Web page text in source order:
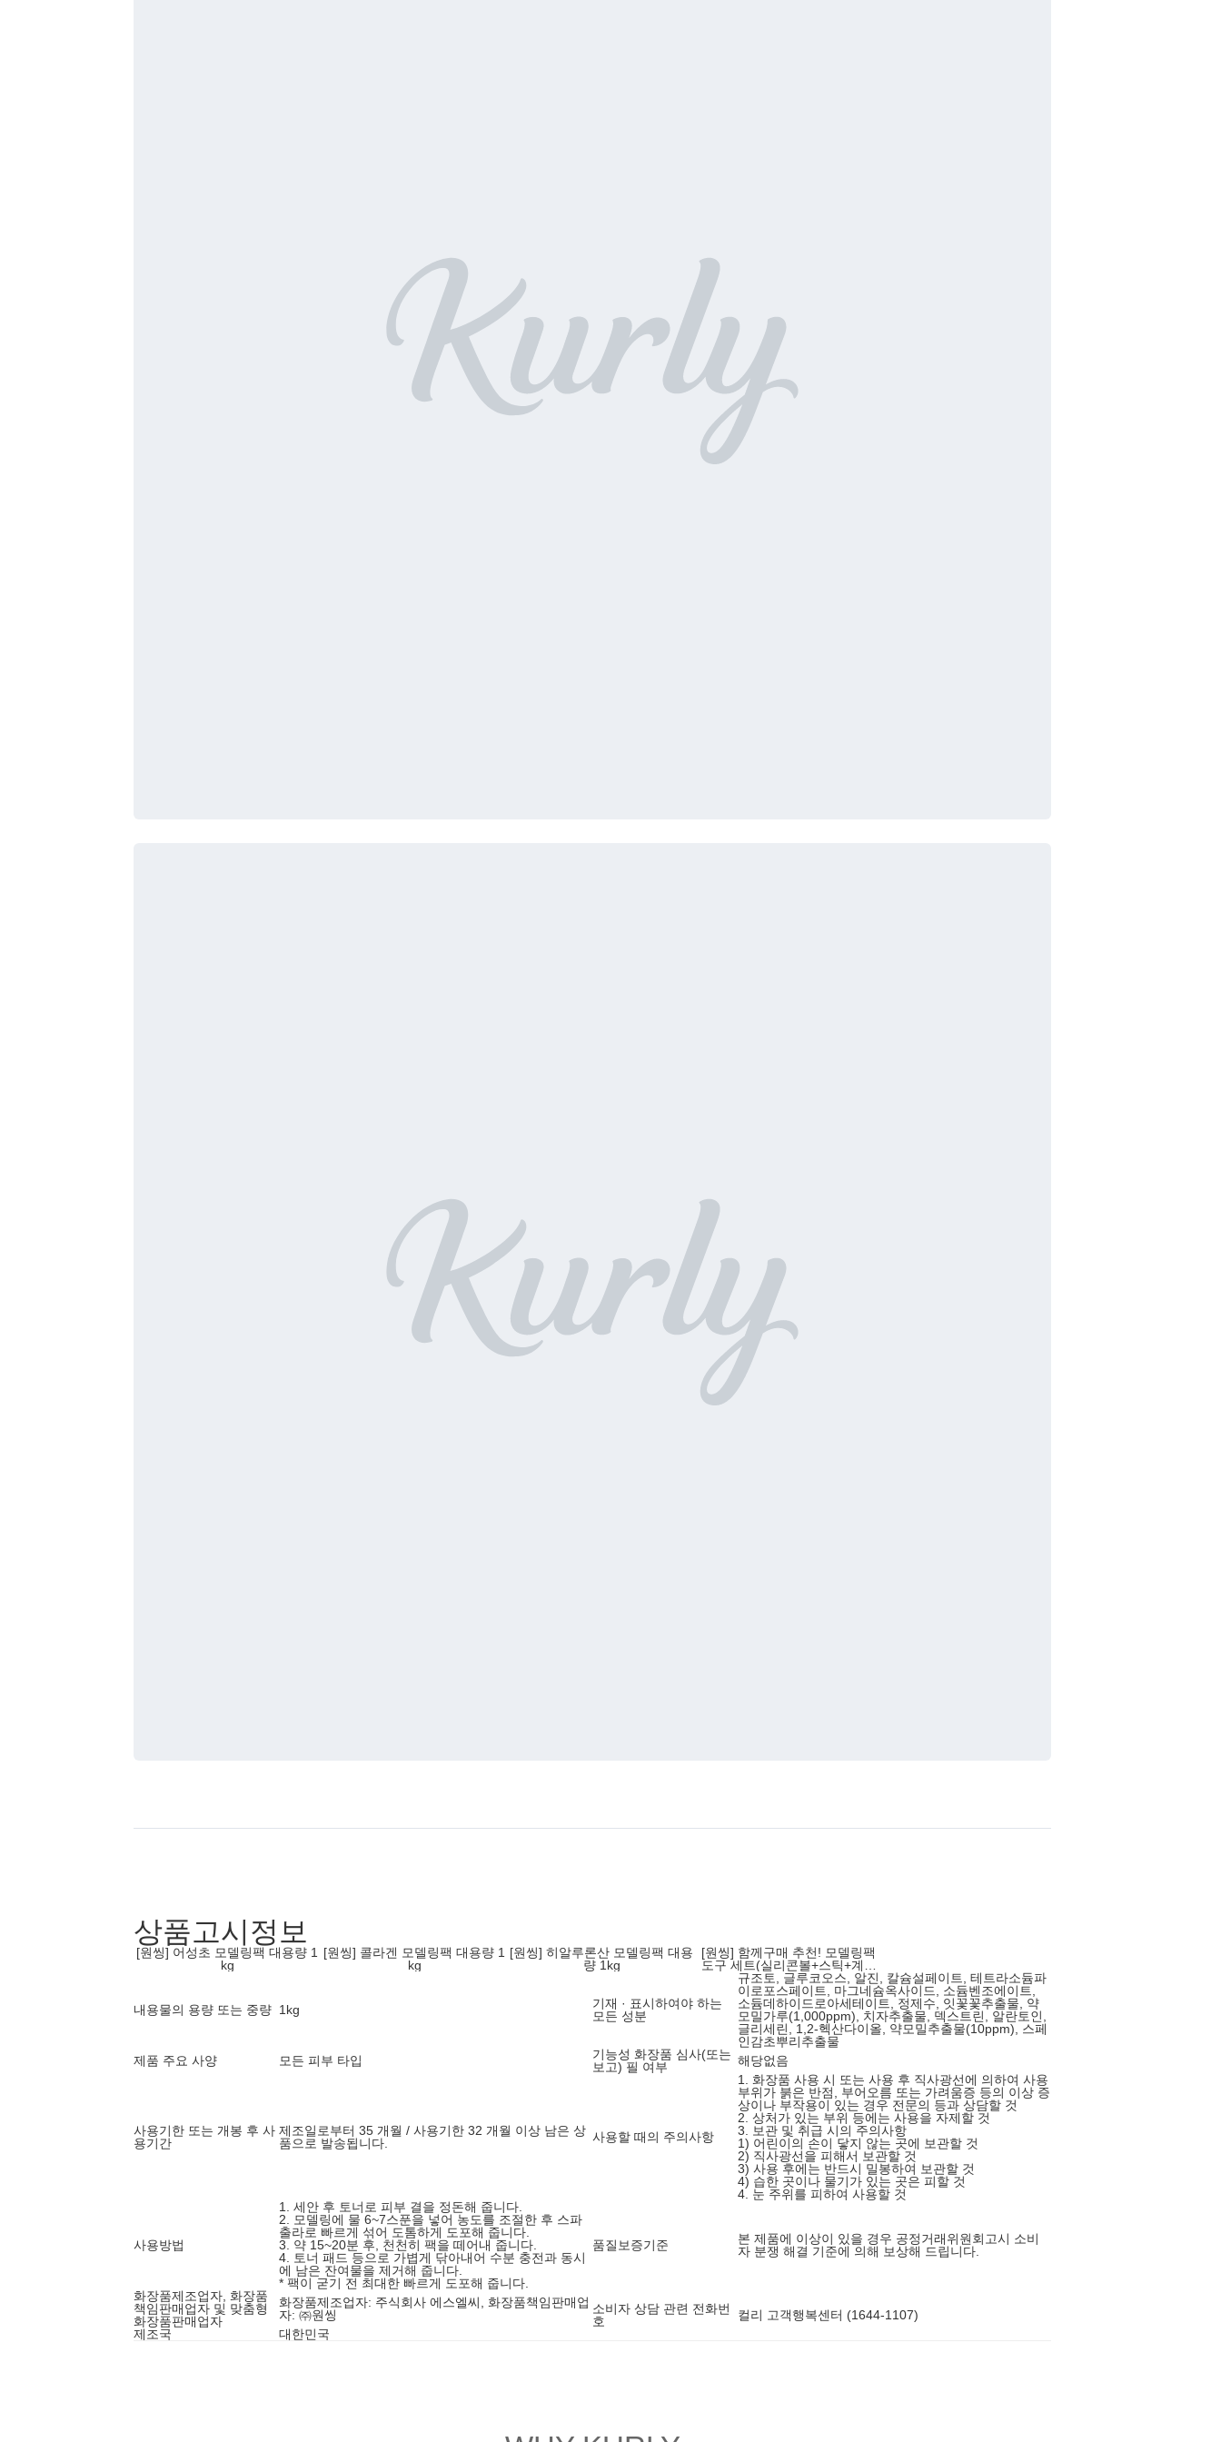
상품고시정보
[원씽] 어성초 모델링팩 대용량 1
kg
[원씽] 콜라겐 모델링팩 대용량 1
kg
[원씽] 히알루론산 모델링팩 대용
량 1kg
[원씽] 함께구매 추천! 모델링팩
도구 세트(실리콘볼+스틱+계량
컵)
내용물의 용량 또는 중량 1kg
기재 · 표시하여야 하는
모든 성분
규조토, 글루코오스, 알진, 칼슘설페이트, 테트라소듐파
이로포스페이트, 마그네슘옥사이드, 소듐벤조에이트,
소듐데하이드로아세테이트, 정제수, 잇꽃꽃추출물, 약
모밀가루(1,000ppm), 치자추출물, 덱스트린, 알란토인,
글리세린, 1,2-헥산다이올, 약모밀추출물(10ppm), 스페
인감초뿌리추출물
제품 주요 사양
모든 피부 타입
기능성 화장품 심사(또는
보고) 필 여부
해당없음
사용기한 또는 개봉 후 사
용기간
제조일로부터 35 개월 / 사용기한 32 개월 이상 남은 상
품으로 발송됩니다.
사용할 때의 주의사항
1. 화장품 사용 시 또는 사용 후 직사광선에 의하여 사용
부위가 붉은 반점, 부어오름 또는 가려움증 등의 이상 증
상이나 부작용이 있는 경우 전문의 등과 상담할 것
2. 상처가 있는 부위 등에는 사용을 자제할 것
3. 보관 및 취급 시의 주의사항
1) 어린이의 손이 닿지 않는 곳에 보관할 것
2) 직사광선을 피해서 보관할 것
3) 사용 후에는 반드시 밀봉하여 보관할 것
4) 습한 곳이나 물기가 있는 곳은 피할 것
4. 눈 주위를 피하여 사용할 것
사용방법
1. 세안 후 토너로 피부 결을 정돈해 줍니다.
2. 모델링에 물 6~7스푼을 넣어 농도를 조절한 후 스파
출라로 빠르게 섞어 도톰하게 도포해 줍니다.
3. 약 15~20분 후, 천천히 팩을 떼어내 줍니다.
4. 토너 패드 등으로 가볍게 닦아내어 수분 충전과 동시
에 남은 잔여물을 제거해 줍니다.
* 팩이 굳기 전 최대한 빠르게 도포해 줍니다.
품질보증기준
본 제품에 이상이 있을 경우 공정거래위원회고시 소비
자 분쟁 해결 기준에 의해 보상해 드립니다.
화장품제조업자, 화장품
책임판매업자 및 맞춤형
화장품판매업자
화장품제조업자: 주식회사 에스엘씨, 화장품책임판매업
자: ㈜원씽
소비자 상담 관련 전화번
호
컬리 고객행복센터 (1644-1107)
제조국
대한민국